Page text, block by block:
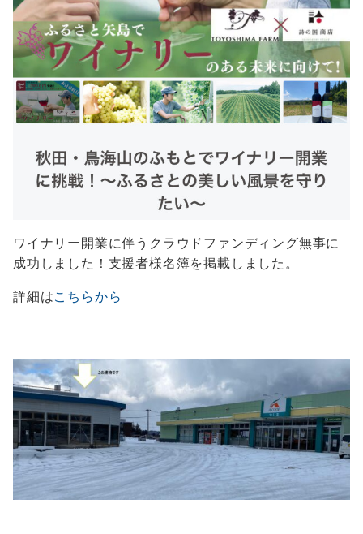
ワイナリー開業に伴うクラウドファンディング無事に
成功しました！支援者様名簿を掲載しました。
詳細はこちらから